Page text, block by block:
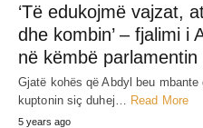
‘Të edukojmë vajzat,
dhe kombin’ – fjalimi i
në këmbë parlamentin
Gjatë kohës që Abdyl beu
kuptonin siç duhej… Read More
5 years ago